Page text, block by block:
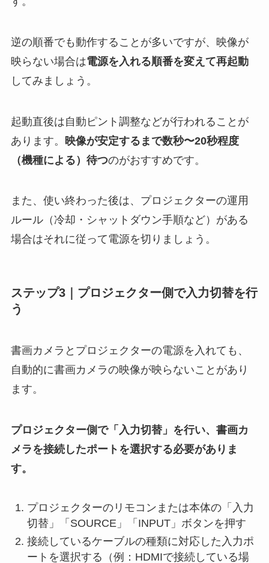
逆の順番でも動作することが多いですが、映像が
映らない場合は電源を入れる順番を変えて再起動
してみましょう。
起動直後は自動ピント調整などが行われることが
あります。
映像が安定するまで数秒〜20秒程度
（機種による）待つのがおすすめです。
また、使い終わった後は、プロジェクターの運用
ルール（冷却・シャットダウン手順など）がある
場合はそれに従って電源を切りましょう。
ステップ3｜プロジェクター側で入力切替を行
う
書画カメラとプロジェクターの電源を入れても、
自動的に書画カメラの映像が映らないことがあり
ます。
プロジェクター側で「入力切替」を行い、書画カ
メラを接続したポートを選択する必要がありま
す。
プロジェクターのリモコンまたは本体の「入力
切替」「SOURCE」「INPUT」ボタンを押す
接続しているケーブルの種類に対応した入力ポ
ートを選択する（例：HDMIで接続している場